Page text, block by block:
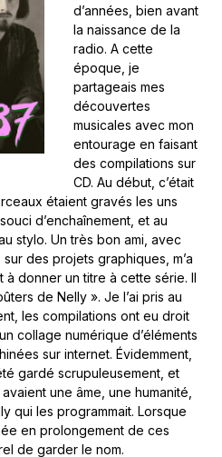
d’années, bien avant
la naissance de la
radio. A cette
époque, je
partageais mes
découvertes
musicales avec mon
entourage en faisant
des compilations sur
CD. Au début, c’était
étaient gravés les uns
d’enchaînement, et au
stylo. Un très bon ami, avec
des projets graphiques, m’a
donner un titre à cette série. Il
de Nelly ». Je l’ai pris au
les compilations ont eu droit
collage numérique d’éléments
sur internet. Évidemment,
gardé scrupuleusement, et
une âme, une humanité,
qui les programmait. Lorsque
en prolongement de ces
de garder le nom.